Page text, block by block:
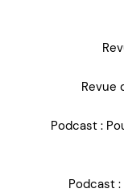
Revue
Podcast :
Podcast